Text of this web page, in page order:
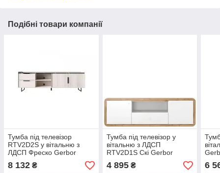
Подібні товари компанії
Тумба під телевізор
RTV2D2S у вітальню з
ЛДСП Фреско Gerbor
Кашемір/Темний мармур
8 132 ₴
Тумба під телевізор у
вітальню з ЛДСП
RTV2D1S Скі Gerbor
Німфея альба/Дуб
аппалачі
4 895₴ 6